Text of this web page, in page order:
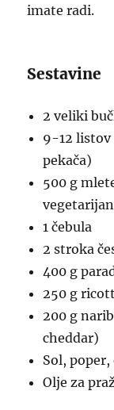
imate radi.
Sestavine
2 veliki
9-12 listov
pekača)
500 g
1 čebula
2 stroka
400 g
250 g
200 g
cheddar)
Sol,
Olje za